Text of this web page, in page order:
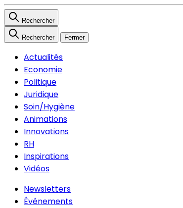
Rechercher
Rechercher Fermer
Actualités
Economie
Politique
Juridique
Soin/Hygiène
Animations
Innovations
RH
Inspirations
Vidéos
Newsletters
Événements